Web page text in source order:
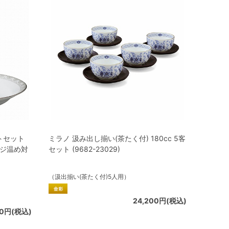
セット
温め対
円(税込)
ミラノ 汲み出し揃い(茶たく付) 180cc 5客
セット (9682-23029)
（汲出揃い(茶たく付)5人用）
24,200円(税込)